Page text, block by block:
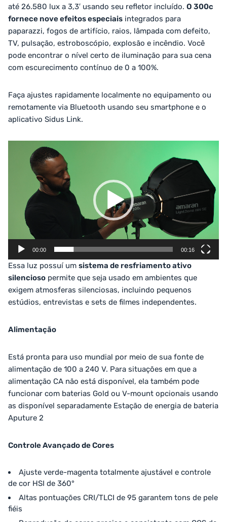
até 26.580 lux a 3,3′ usando seu refletor incluído. O 300c
fornece nove efeitos especiais integrados para
paparazzi, fogos de artifício, raios, lâmpada com defeito,
TV, pulsação, estroboscópio, explosão e incêndio. Você
pode encontrar o nível certo de iluminação para sua cena
com escurecimento contínuo de 0 a 100%.
Faça ajustes rapidamente localmente no equipamento ou
remotamente via Bluetooth usando seu smartphone e o
aplicativo Sidus Link.
00:00 00:16
Essa luz possuí um sistema de resfriamento ativo
silencioso permite que seja usado em ambientes que
exigem atmosferas silenciosas, incluindo pequenos
estúdios, entrevistas e sets de filmes independentes.
Alimentação
Está pronta para uso mundial por meio de sua fonte de
alimentação de 100 a 240 V. Para situações em que a
alimentação CA não está disponível, ela também pode
funcionar com baterias Gold ou V-mount opcionais usando
as disponível separadamente Estação de energia de bateria
Aputure 2
Controle Avançado de Cores
Ajuste verde-magenta totalmente ajustável e controle
de cor HSI de 360°
Altas pontuações CRI/TLCI de 95 garantem tons de pele
fiéis